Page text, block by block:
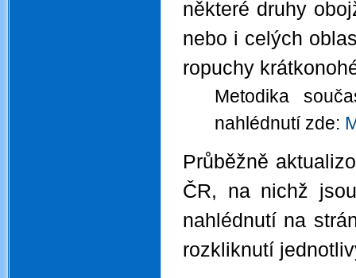
některé druhy
nebo i celých
ropuchy
Metodika
nahlédnutí zde:
Průběžně
ČR, na nichž
nahlédnutí na
rozkliknutí